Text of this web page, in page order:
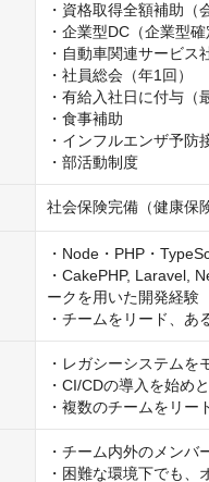
・資格取得全額補助（
・企業型DC（企業型
・自動車関連サービス
・社員総会（年1回）
・有給入社日に付与（
・食事補助
・インフルエンザ予防
・部活動制度
社会保険完備（健康保
・Node・PHP・
・CakePHP, Laravel,
ークを用いた開発経験
・チームをリード、
・レガシーシステムを
・CI/CDの導入を始め
・複数のチームをリ
・チーム内外のメン
・困難な環境下でも